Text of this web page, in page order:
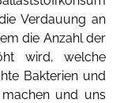
Verdauung an
die Anzahl der
wird, welche
Bakterien und
und uns